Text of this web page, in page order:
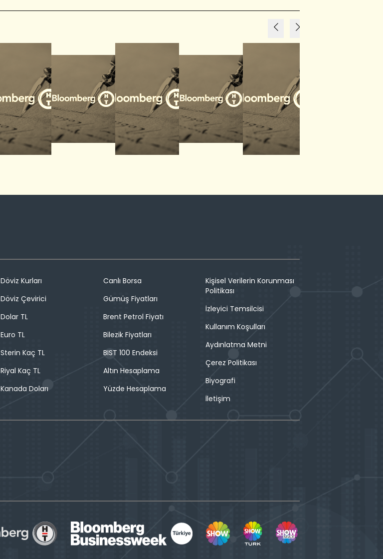
Döviz Kurları
Döviz Çevirici
Dolar TL
Euro TL
Sterin Kaç TL
Riyal Kaç TL
Kanada Doları
Canlı Borsa
Gümüş Fiyatları
Brent Petrol Fiyatı
Bilezik Fiyatları
BIST 100 Endeksi
Altın Hesaplama
Yüzde Hesaplama
Kişisel Verilerin Korunması
Politikası
İzleyici Temsilcisi
Kullanım Koşulları
Aydınlatma Metni
Çerez Politikası
Biyografi
İletişim